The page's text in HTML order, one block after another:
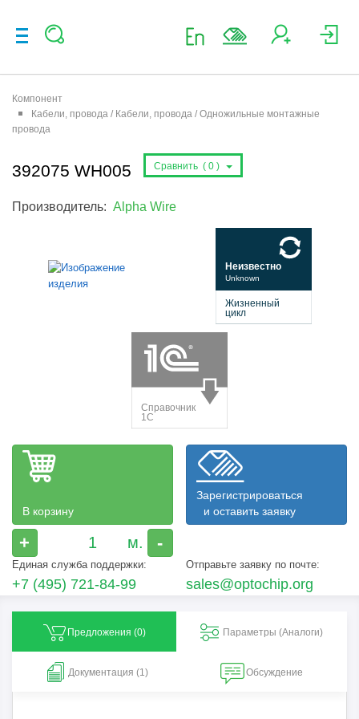
Компонент
Кабели, провода / Кабели, провода / Одножильные монтажные
провода
392075 WH005 Сравнить ( 0 )
Производитель: Alpha Wire
В корзину
+ -
Зарегистрироваться
и оставить заявку
Единая служба поддержки:
+7 (495) 721-84-99
Отправьте заявку по почте:
sales@optochip.org
Предложения (0) Параметры (Aналоги)
Документация (1) Обсуждение